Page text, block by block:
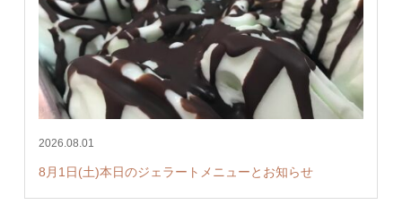
2026.08.01
8月1日(土)本日のジェラートメニューとお知らせ